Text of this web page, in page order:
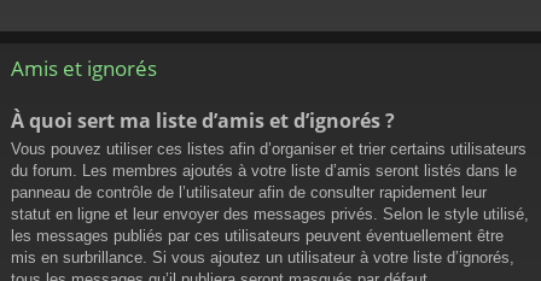
Amis et ignorés
À quoi sert ma liste d’amis et d’ignorés ?
Vous pouvez utiliser ces listes afin d’organiser et trier certains utilisateurs
du forum. Les membres ajoutés à votre liste d’amis seront listés dans le
panneau de contrôle de l’utilisateur afin de consulter rapidement leur
statut en ligne et leur envoyer des messages privés. Selon le style utilisé,
les messages publiés par ces utilisateurs peuvent éventuellement être
mis en surbrillance. Si vous ajoutez un utilisateur à votre liste d’ignorés,